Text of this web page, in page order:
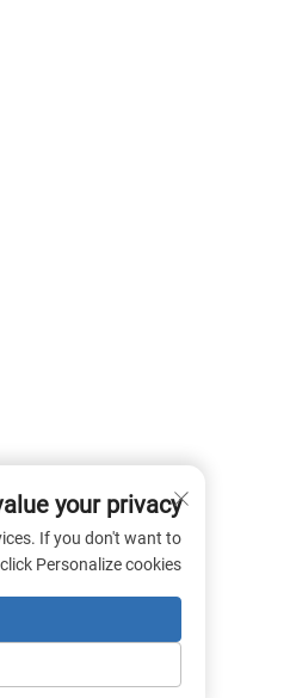
We value your privacy
our services. If you don't want to
cookies, click Personalize cookies.